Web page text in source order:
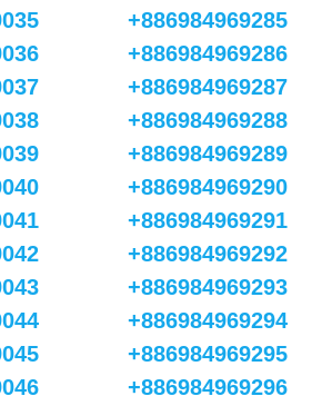
+886984969285
+886984969286
+886984969287
+886984969288
+886984969289
+886984969290
+886984969291
+886984969292
+886984969293
+886984969294
+886984969295
+886984969296